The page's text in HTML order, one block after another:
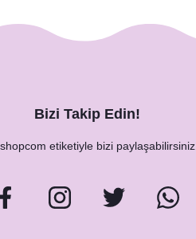
Bizi Takip Edin!
etiketiyle bizi paylaşabilirsiniz.